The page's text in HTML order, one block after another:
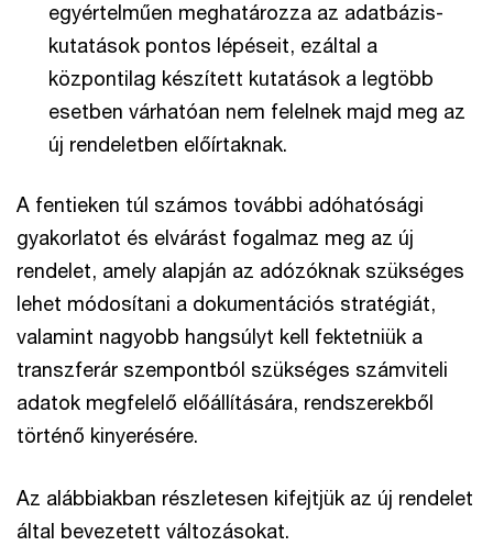
egyértelműen meghatározza az adatbázis-
kutatások pontos lépéseit, ezáltal a
központilag készített kutatások a legtöbb
esetben várhatóan nem felelnek majd meg az
új rendeletben előírtaknak.
A fentieken túl számos további adóhatósági
gyakorlatot és elvárást fogalmaz meg az új
rendelet, amely alapján az adózóknak szükséges
lehet módosítani a dokumentációs stratégiát,
valamint nagyobb hangsúlyt kell fektetniük a
transzferár szempontból szükséges számviteli
adatok megfelelő előállítására, rendszerekből
történő kinyerésére.
Az alábbiakban részletesen kifejtjük az új rendelet
által bevezetett változásokat.